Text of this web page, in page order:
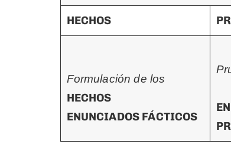
HECHOS
Formulación de los
HECHOS
ENUNCIADOS FÁCTICOS